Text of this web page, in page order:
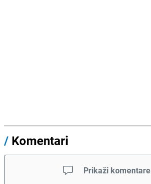
/ Komentari
Prikaži komentare